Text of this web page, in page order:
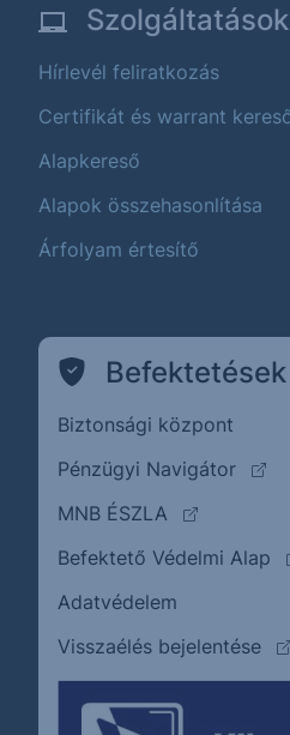
Szolgáltatások
Hírlevél feliratkozás
Certifikát és warrant
Alapkereső
Alapok összehasonlítása
Árfolyam értesítő
Biztonsági központ
Pénzügyi Navigátor
MNB ÉSZLA
(külső
Befektető Védelmi Alap
Adatvédelem
Visszaélés bejelentése